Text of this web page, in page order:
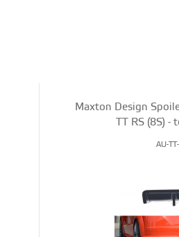
Maxton Design
TT RS (8S)
AU-